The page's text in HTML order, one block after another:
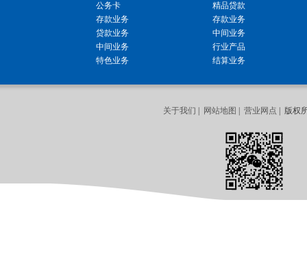
公务卡
存款业务
贷款业务
中间业务
特色业务
精品贷款
存款业务
中间业务
行业产品
结算业务
关于我们 网站地图 营业网点 | 版权